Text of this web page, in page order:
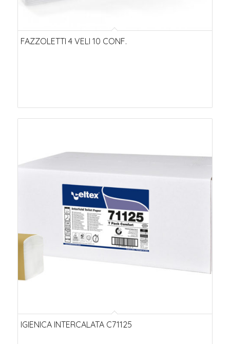
FAZZOLETTI 4 VELI 10 CONF.
IGIENICA INTERCALATA C71125